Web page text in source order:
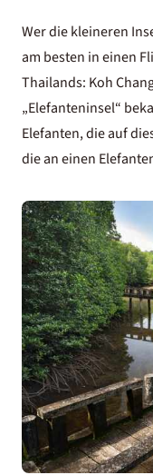
Wer die kleineren
am besten in einen
Thailands: Koh
„Elefanteninsel“
Elefanten, die auf
die an einen